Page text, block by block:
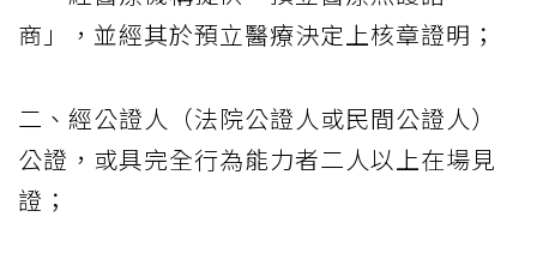
商」，並經其於預立醫療決定上核章證明；
二、經公證人（法院公證人或民間公證人）
公證，或具完全行為能力者二人以上在場見
證；